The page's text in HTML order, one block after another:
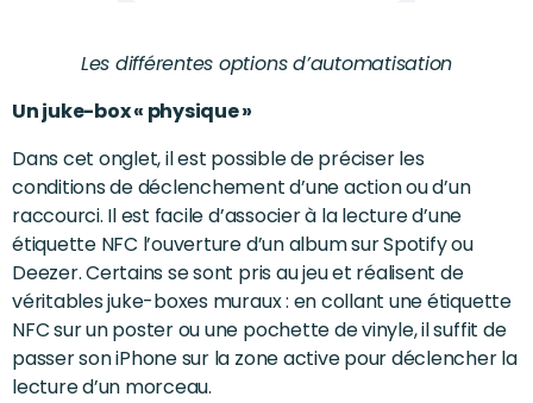
Les différentes options d’automatisation
Un juke-box « physique »
Dans cet onglet, il est possible de préciser les
conditions de déclenchement d’une action ou d’un
raccourci. Il est facile d’associer à la lecture d’une
étiquette NFC l’ouverture d’un album sur Spotify ou
Deezer. Certains se sont pris au jeu et réalisent de
véritables juke-boxes muraux : en collant une étiquette
NFC sur un poster ou une pochette de vinyle, il suffit de
passer son iPhone sur la zone active pour déclencher la
lecture d’un morceau.